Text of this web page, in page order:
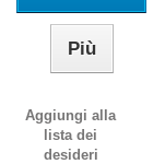
Più
Aggiungi alla
lista dei
desideri